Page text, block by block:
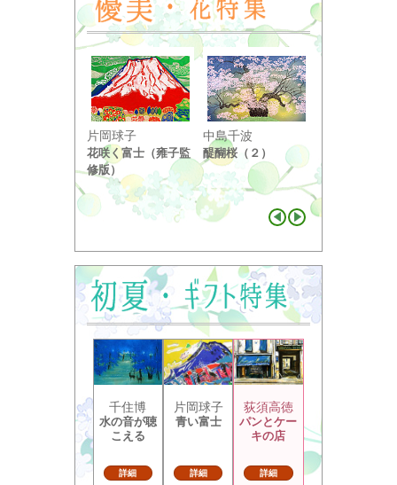
片岡球子
花咲く富士（雍子監
修版）
中島千波
醍醐桜（２）
り ...
千住博
水の音が聴
こえる
詳細
片岡球子
青い富士
詳細
荻須高徳
パンとケー
キの店
詳細